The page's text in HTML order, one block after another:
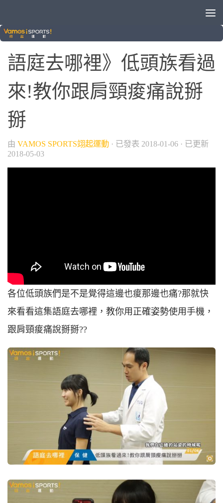
VAMOS自製節目
語庭去哪裡》低頭族看過
來!教你跟肩頸痠痛說掰
掰
由 VAMOS SPORTS翊起運動 · 已發表 2018-01-06 · 已更新
2018-05-03
各位低頭族們是不是覺得這邊也痠那邊也痛?那就快
來看看這集語庭去哪裡，教你用正確姿勢使用手機，
跟肩頸痠痛說掰掰??